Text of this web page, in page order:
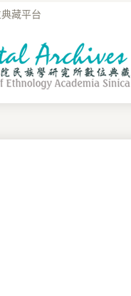
藏平台